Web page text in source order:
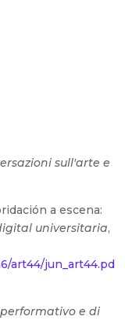
sull'arte e
a escena:
universitaria,
art44/jun_art44.pd
e di